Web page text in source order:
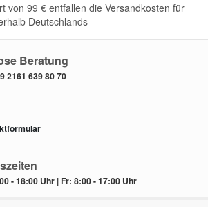
von 99 € entfallen die Versandkosten für
Deutschlands
Beratung
2161 639 80 70
- 18:00 Uhr | Fr: 8:00 - 17:00 Uhr